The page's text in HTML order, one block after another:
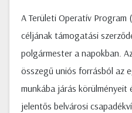
A Területi Operatív Program
céljának támogatási
polgármester a napokban.
összegű uniós forrásból az
munkába járás
jelentős belvárosi